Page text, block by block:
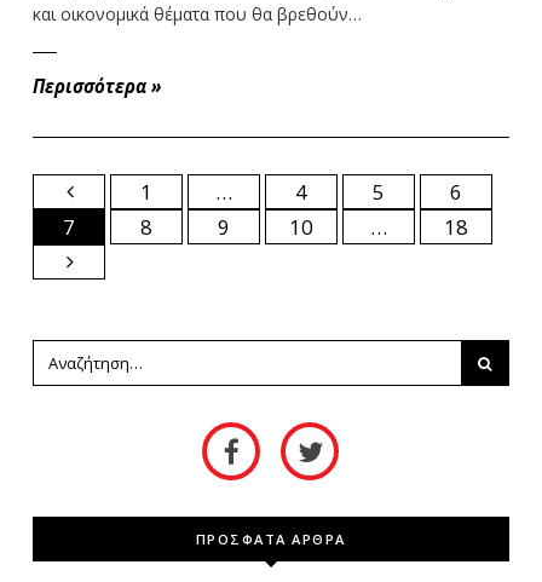
και οικονομικά θέματα που θα βρεθούν…
Περισσότερα »
1 … 4 5
6
7
8 9 10 … 18
ΠΡΟΣΦΑΤΑ ΑΡΘΡΑ